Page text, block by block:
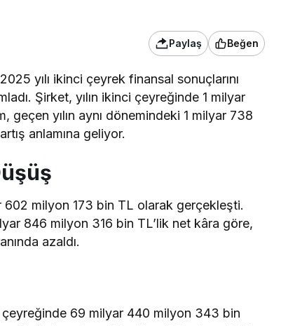
Paylaş Beğen
yılı ikinci çeyrek finansal sonuçlarını
Şirket, yılın ikinci çeyreğinde 1 milyar
yılın aynı dönemindeki 1 milyar 738
anlamına geliyor.
602 milyon 173 bin TL olarak gerçekleşti.
846 milyon 316 bin TL’lik net kâra göre,
azaldı.
çeyreğinde 69 milyar 440 milyon 343 bin